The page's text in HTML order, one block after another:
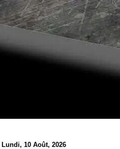
Lundi, 10 Août, 2026